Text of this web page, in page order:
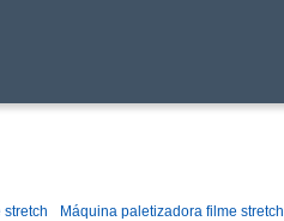
stretch Máquina paletizadora filme stretch